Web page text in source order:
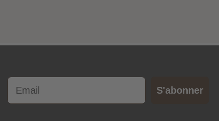
Email
S'abonner